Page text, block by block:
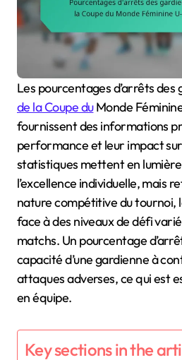
Les pourcentages d’arrêts
de la Coupe duMonde
fournissent des informations
performance et leur impact
statistiques mettent en
l’excellence individuelle, mais
nature compétitive du tournoi,
face à des niveaux de défi
matchs. Un pourcentage
capacité d’une gardienne à
attaques adverses, ce qui est
en équipe.
Key sections in the